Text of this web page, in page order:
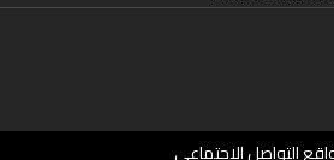
التواصل الإجتماعي